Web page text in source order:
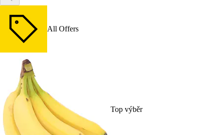
All Offers
Top výběr